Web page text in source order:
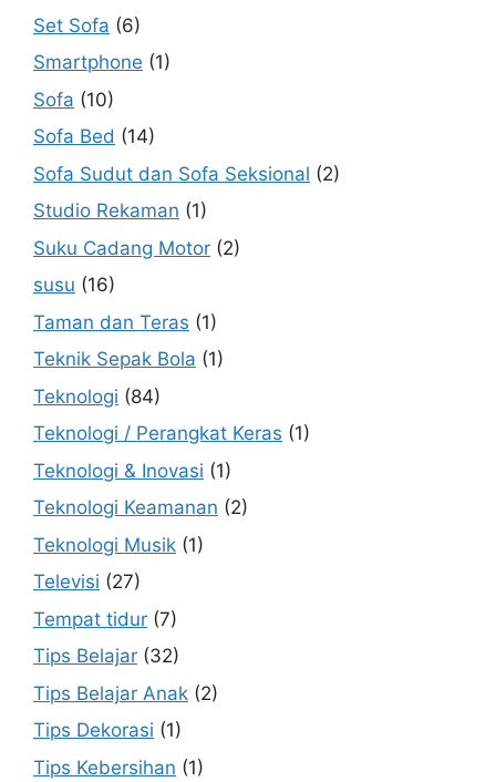
Set Sofa (6)
Smartphone (1)
Sofa (10)
Sofa Bed (14)
Sofa Sudut dan Sofa Seksional (2)
Studio Rekaman (1)
Suku Cadang Motor (2)
susu (16)
Taman dan Teras (1)
Teknik Sepak Bola (1)
Teknologi (84)
Teknologi / Perangkat Keras (1)
Teknologi & Inovasi (1)
Teknologi Keamanan (2)
Teknologi Musik (1)
Televisi (27)
Tempat tidur (7)
Tips Belajar (32)
Tips Belajar Anak (2)
Tips Dekorasi (1)
Tips Kebersihan (1)